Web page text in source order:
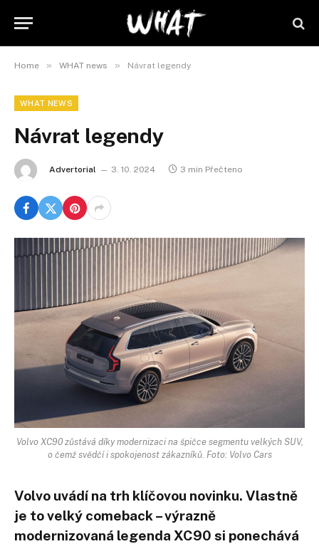
Home » WHAT news » Návrat legendy
WHAT NEWS
Návrat legendy
Advertorial 3. 10. 2024 3 min Přečteno
Volvo XC90 zůstává díky modernizaci na špičce segmentu velkých SUV,
o čemž svědčí i spokojenost zákazníků. Foto: Volvo Cars
Volvo uvádí na trh klíčovou novinku. Vlastně
je to velký comeback – výrazně
modernizovaná legenda XC90 si ponechává